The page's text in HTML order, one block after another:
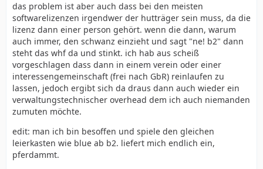
das problem ist aber auch dass bei den meisten
softwarelizenzen irgendwer der hutträger sein muss, da die
lizenz dann einer person gehört. wenn die dann, warum
auch immer, den schwanz einzieht und sagt "ne! b2" dann
steht das whf da und stinkt. ich hab aus scheiß
vorgeschlagen dass dann in einem verein oder einer
interessengemeinschaft (frei nach GbR) reinlaufen zu
lassen, jedoch ergibt sich da draus dann auch wieder ein
verwaltungstechnischer overhead dem ich auch niemanden
zumuten möchte.
edit: man ich bin besoffen und spiele den gleichen
leierkasten wie blue ab b2. liefert mich endlich ein,
pferdammt.